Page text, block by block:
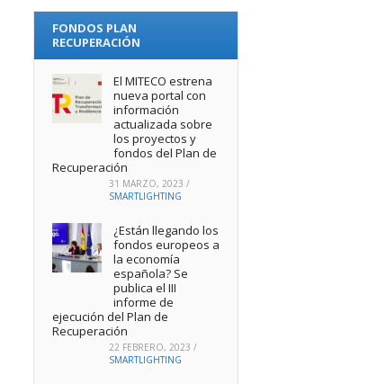
FONDOS PLAN
RECUPERACIÓN
El MITECO estrena
nueva portal con
información
actualizada sobre
los proyectos y
fondos del Plan de
Recuperación
31 MARZO, 2023 /
SMARTLIGHTING
¿Están llegando los
fondos europeos a
la economía
española? Se
publica el III
informe de
ejecución del Plan de
Recuperación
22 FEBRERO, 2023 /
SMARTLIGHTING